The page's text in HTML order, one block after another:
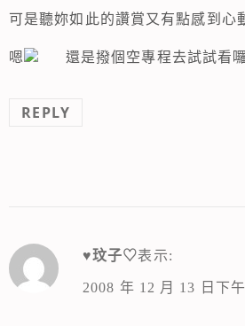
可是聽妳如此的讚賞又有點感到心
嗯 還是撥個空專程去試試看囉
REPLY
♥玟子♡表示:
2008 年 12 月 13 日下